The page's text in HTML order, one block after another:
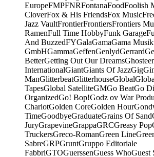
EuropeFMPFNRFontanaFoodFoolish
CloverFox & His FriendsFox Music
Jazz VaultFrontierFrontiersFrontiers
RamenFull Time HobbyFunk Garage
And BuzzedFYGalaGamaGama
GmbHGammaGeffenGenlydGerrard
BetterGetting Out Our Dreams
InternationalGiantGiants Of JazzGig
ManGlitterbeatGlitterhouseGlobal
TapesGlobal SatelliteGMGo BeatGo
OrganizedGo! Bop!Godz ov War
ChariotGolden CoreGolden Hour
TimeGoodbyeGraduateGrains Of Sand
JuryGrapevineGrappaGRCGreasy Pop
TruckersGreco-RomanGreen Line
SabreGRPGruntGruppo Editoriale
FabbriGTOGuerssenGuess WhoGuest